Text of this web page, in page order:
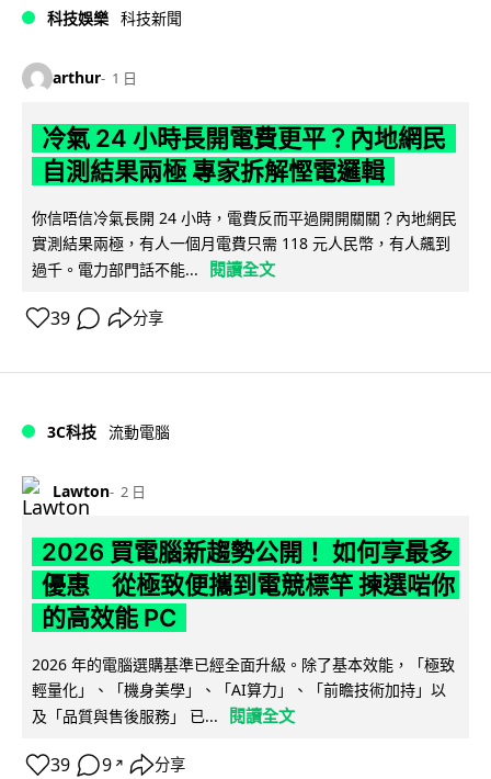
科技娛樂 科技新聞
arthur 1 日
冷氣 24 小時長開電費更平？內地網民
自測結果兩極 專家拆解慳電邏輯
你信唔信冷氣長開 24 小時，電費反而平過開開關關？內地網民
實測結果兩極，有人一個月電費只需 118 元人民幣，有人飆到
過千。電力部門話不能...
閱讀全文
39 分享
3C科技 流動電腦
Lawton 2 日
2026 買電腦新趨勢公開！ 如何享最多
優惠 從極致便攜到電競標竿 揀選啱你
的高效能 PC
2026 年的電腦選購基準已經全面升級。除了基本效能，「極致
輕量化」、「機身美學」、「AI算力」、「前瞻技術加持」以
及「品質與售後服務」 已...
閱讀全文
39 9 ↗ 分享